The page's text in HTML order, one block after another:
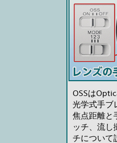
OSSは
光学式手ブ
焦点距離と
ッチ、流し
チについて